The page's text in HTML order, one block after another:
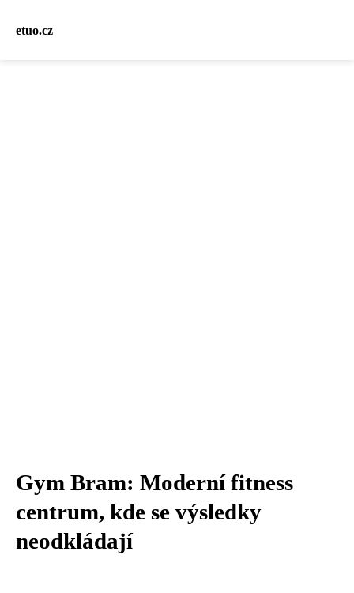
etuo.cz
Gym Bram: Moderní fitness
centrum, kde se výsledky
neodkládají